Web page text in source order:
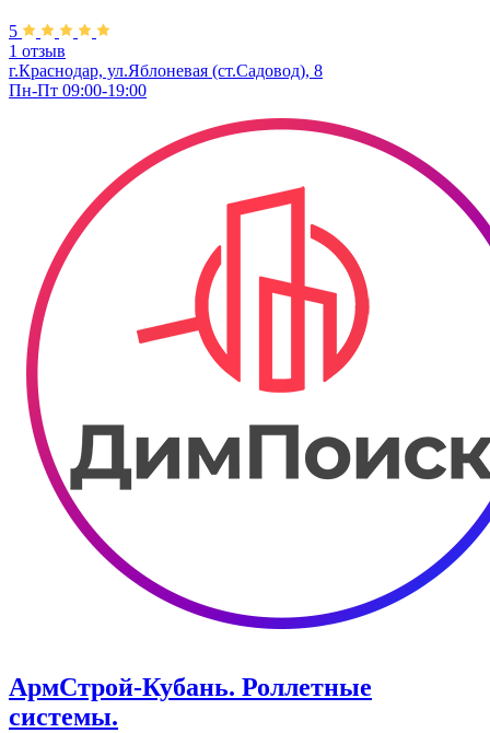
5
1 отзыв
г.Краснодар, ул.Яблоневая (ст.Садовод), 8
Пн-Пт 09:00-19:00
АрмСтрой-Кубань. Роллетные
системы.